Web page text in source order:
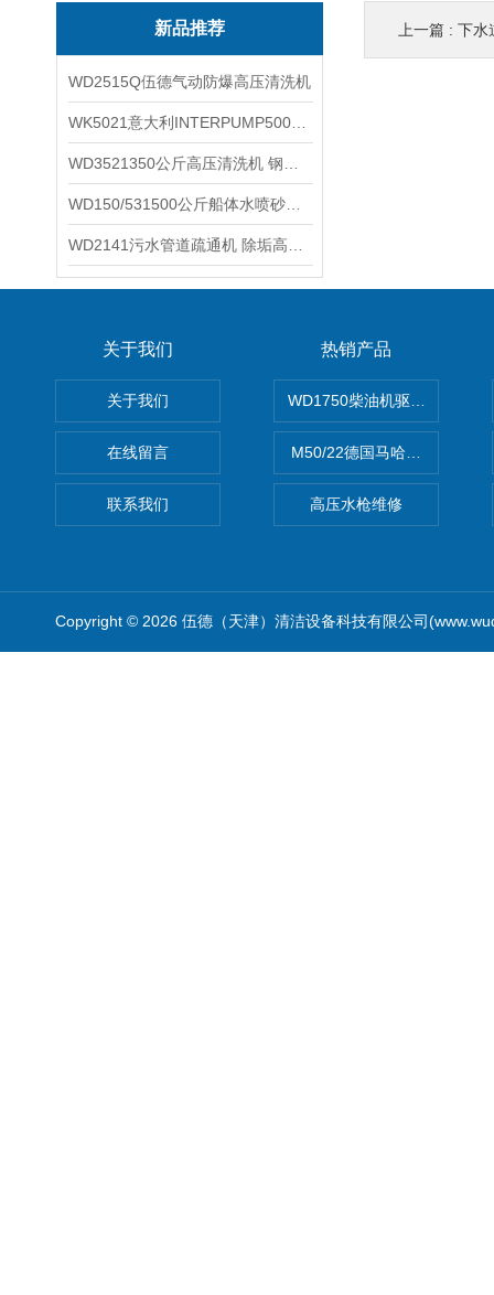
新品推荐
WD2515Q伍德气动防爆高压清洗机
上一篇 : 下水道
关于我们
关于我们
在线留言
联系我们
热销产品
WD1750柴油机驱动高压清洗
M50/22德国马哈高压清洗机
高压水枪维修
Copyright © 2026 伍德（天津）清洁设备科技有限公司